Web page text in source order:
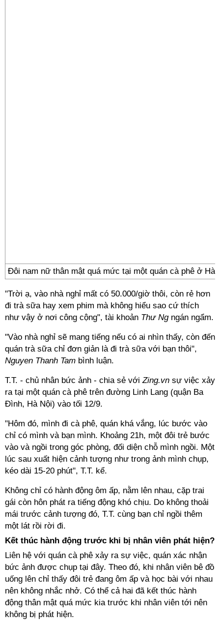
Đôi nam nữ thân mật quá mức tại một quán cà phê ở Hà
"Trời ạ, vào nhà nghỉ mất có 50.000/giờ thôi, còn rẻ hơn
đi trà sữa hay xem phim mà không hiểu sao cứ thích
như vậy ở nơi công cộng", tài khoản Thư Ngngán ngẩm.
"Vào nhà nghỉ sẽ mang tiếng nếu có ai nhìn thấy, còn đến
quán trà sữa chỉ đơn giản là đi trà sữa với bạn thôi",
Nguyen Thanh Tam bình luận.
T.T. - chủ nhân bức ảnh - chia sẻ vớiZing.vn sự việc xảy
ra tại một quán cà phê trên đường Linh Lang (quận Ba
Đình, Hà Nội) vào tối 12/9.
"Hôm đó, mình đi cà phê, quán khá vắng, lúc bước vào
chỉ có mình và bạn mình. Khoảng 21h, một đôi trẻ bước
vào và ngồi trong góc phòng, đối diện chỗ mình ngồi. Một
lúc sau xuất hiện cảnh tượng như trong ảnh mình chụp,
kéo dài 15-20 phút", T.T. kể.
Không chỉ có hành động ôm ấp, nằm lên nhau, cặp trai
gái còn hôn phát ra tiếng động khó chịu. Do không thoải
mái trước cảnh tượng đó, T.T. cùng bạn chỉ ngồi thêm
một lát rồi rời đi.
Kết thúc hành động trước khi bị nhân viên phát hiện?
Liên hệ với quán cà phê xảy ra sự việc, quán xác nhận
bức ảnh được chụp tại đây. Theo đó, khi nhân viên bê đồ
uống lên chỉ thấy đôi trẻ đang ôm ấp và học bài với nhau
nên không nhắc nhở. Có thể cả hai đã kết thúc hành
động thân mật quá mức kia trước khi nhân viên tới nên
không bị phát hiện.